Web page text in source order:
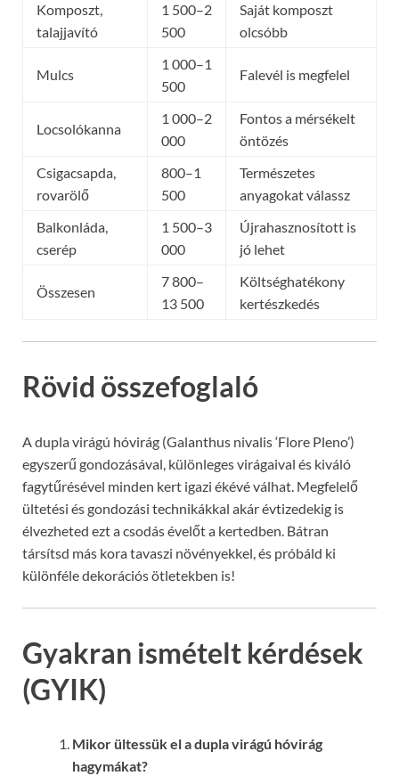
Komposzt,
talajjavító
1 500–2
500
Saját komposzt
olcsóbb
Mulcs
1 000–1
500
Falevél is megfelel
Locsolókanna
1 000–2
000
Fontos a mérsékelt
öntözés
Csigacsapda,
rovarölő
800–1
500
Természetes
anyagokat válassz
Balkonláda,
cserép
1 500–3
000
Újrahasznosított is
jó lehet
Összesen
7 800–
13 500
Költséghatékony
kertészkedés
Rövid összefoglaló
A dupla virágú hóvirág (Galanthus nivalis ‘Flore Pleno’)
egyszerű gondozásával, különleges virágaival és kiváló
fagytűrésével minden kert igazi ékévé válhat. Megfelelő
ültetési és gondozási technikákkal akár évtizedekig is
élvezheted ezt a csodás évelőt a kertedben. Bátran
társítsd más kora tavaszi növényekkel, és próbáld ki
különféle dekorációs ötletekben is!
Gyakran ismételt kérdések
(GYIK)
Mikor ültessük el a dupla virágú hóvirág
hagymákat?